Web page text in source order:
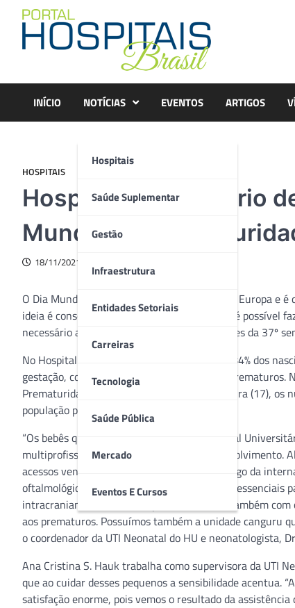
content
INÍCIO NOTÍCIAS
Hospitais
Saúde Suplementar
Gestão
Infraestrutura
Entidades Setoriais
Carreiras
Tecnologia
Saúde Pública
Mercado
Eventos E Cursos
EVENTOS ARTIGOS
HOSPITAIS
Hospital Universitário
Mundial da
18/11/2021
O Dia Mundial da Prematuridade foi criado na Europa e é
ideia é conscientizar a sociedade sobre o que é possível
necessário aos pais que tiveram o neném antes da 37º
No Hospital Universitário de Jundiaí (SP), 12,84% dos
gestação, com os bebês sendo considerados
Prematuridade, comemorado nesta quarta-feira (17), os
população para a questão.
“Os bebês que nascem prematuros no Hospital
multiprofissional para avaliarmos seu desenvolvimento.
acessos venosos) nutrição parenteral e ao longo da
oftalmológicos e Ultrassom de crânio que são
intracranianas. Além disso, podemos contar também
aos prematuros. Possuímos também a unidade canguru
o coordenador da UTI Neonatal do HU e neonatologista,
Ana Cristina S. Hauk trabalha como supervisora da UTI
que ao cuidar desses pequenos a sensibilidade acentua.
satisfação enorme, pois vemos o resultado da assistência